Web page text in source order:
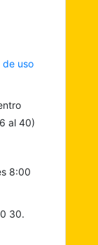
al 40)
8:00
30.
uso